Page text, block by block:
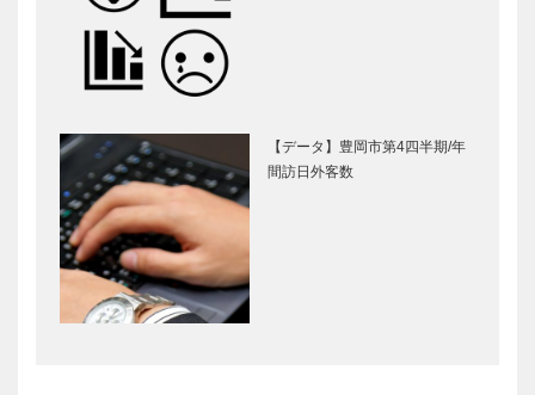
【データ】豊岡市第4四半期/年
間訪日外客数